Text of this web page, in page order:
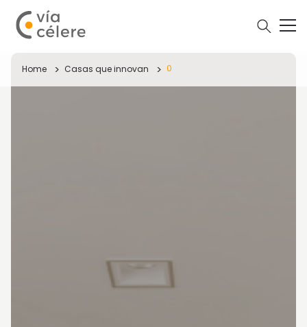
Home Casas que innovan 0